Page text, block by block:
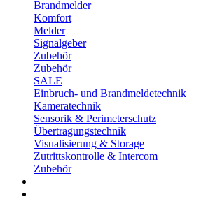
Brandmelder
Komfort
Melder
Signalgeber
Zubehör
Zubehör
SALE
Einbruch- und Brandmeldetechnik
Kameratechnik
Sensorik & Perimeterschutz
Übertragungstechnik
Visualisierung & Storage
Zutrittskontrolle & Intercom
Zubehör